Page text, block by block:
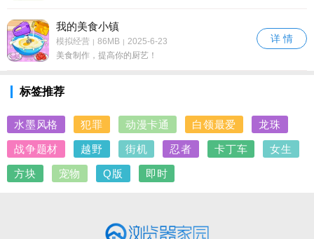
我的美食小镇
模拟经营 | 86MB | 2025-6-23
美食制作，提高你的厨艺！
详 情
标签推荐
水墨风格 犯罪 动漫卡通 白领最爱 龙珠
战争题材 越野 街机 忍者 卡丁车 女生
方块 宠物 Q版 即时